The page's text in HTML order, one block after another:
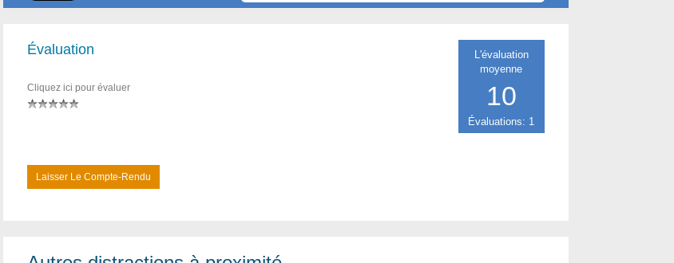
L'évaluation
moyenne
10
Évaluations: 1
Évaluation
Cliquez ici pour évaluer
Laisser Le Compte-Rendu